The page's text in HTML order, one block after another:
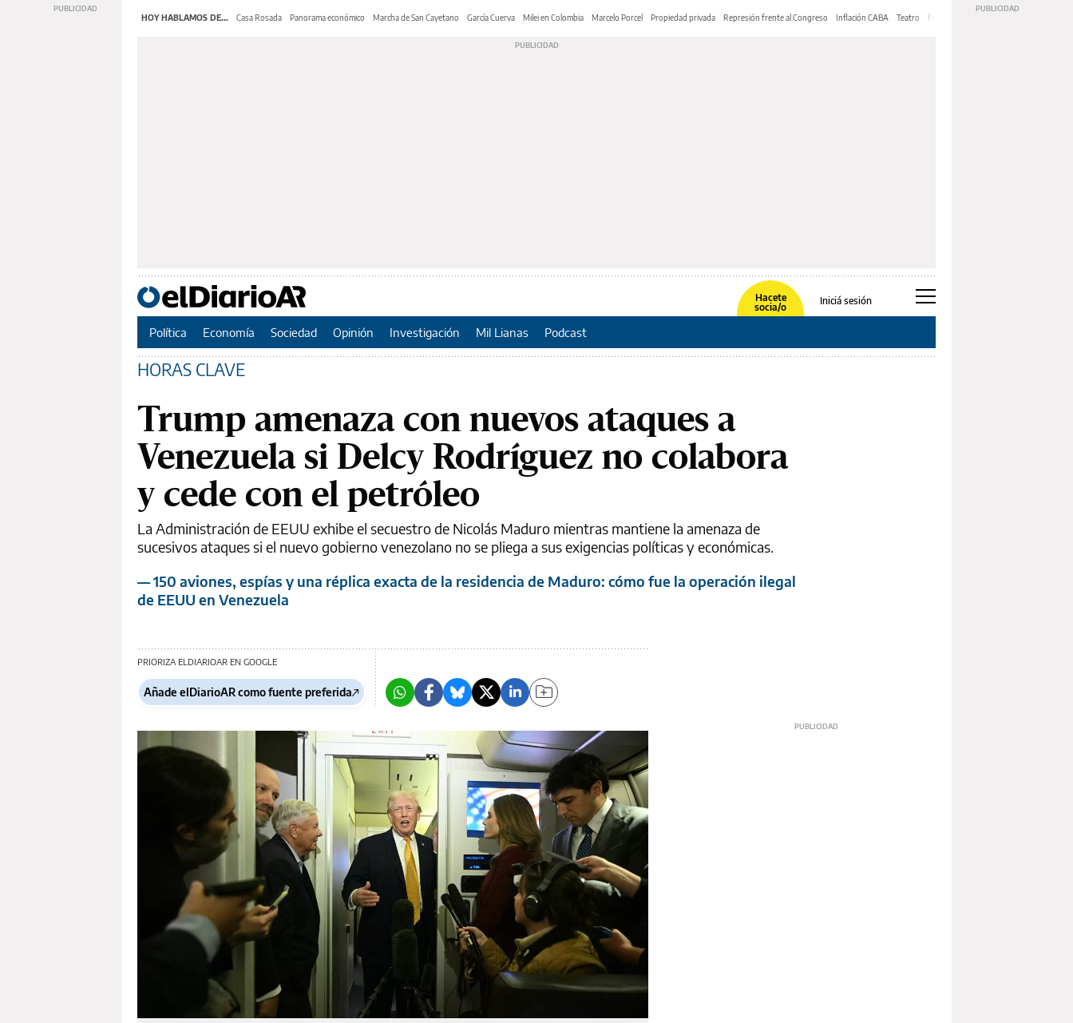
HOY HABLAMOS DE... Casa Rosada Panorama económico Marcha de San Cayetano García Cuerva Milei en Colombia Marcelo Porcel Propiedad privada Represión frente al Congreso Inflación CABA Teatro Feria de Editores
Hacete
socia/o
Iniciá sesión
Política Economía Sociedad Opinión Investigación Mil Lianas Podcast
HORAS CLAVE
Trump amenaza con nuevos ataques a
Venezuela si Delcy Rodríguez no colabora
y cede con el petróleo
La Administración de EEUU exhibe el secuestro de Nicolás Maduro mientras mantiene la amenaza de
sucesivos ataques si el nuevo gobierno venezolano no se pliega a sus exigencias políticas y económicas.
— 150 aviones, espías y una réplica exacta de la residencia de Maduro: cómo fue la operación ilegal
de EEUU en Venezuela
PRIORIZA ELDIARIOAR EN GOOGLE
Añade elDiarioAR como fuente preferida